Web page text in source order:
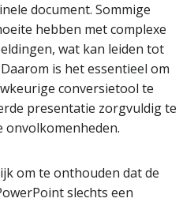
document. Sommige
hebben met complexe
wat kan leiden tot
is het essentieel om
conversietool te
presentatie zorgvuldig te
om te onthouden dat de
slechts een